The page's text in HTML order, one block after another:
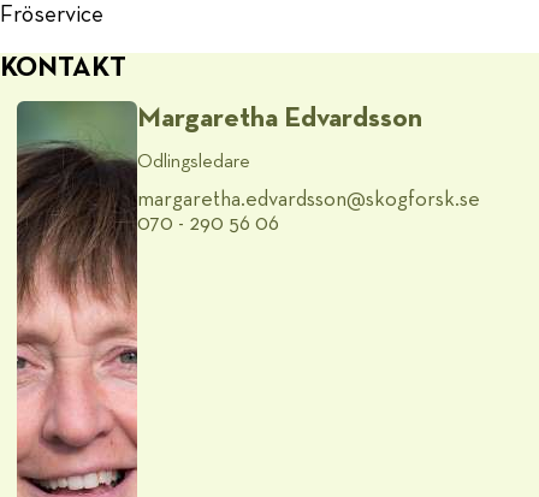
Fröservice
KONTAKT
Margaretha Edvardsson
Odlingsledare
margaretha.edvardsson@​skogforsk.se
070 - 290 56 06